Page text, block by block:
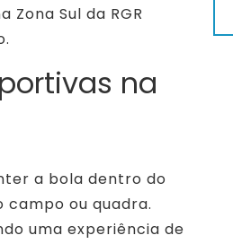
Sul da RGR
na
a bola dentro do
campo ou quadra.
uma experiência de